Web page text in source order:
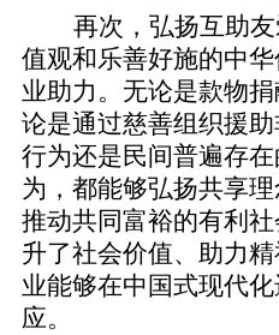
再次，弘扬互助
值观和乐善好施的中
业助力。无论是款物
论是通过慈善组织援
行为还是民间普遍存
为，都能够弘扬共享
推动共同富裕的有利
升了社会价值、助力
业能够在中国式现代
应。